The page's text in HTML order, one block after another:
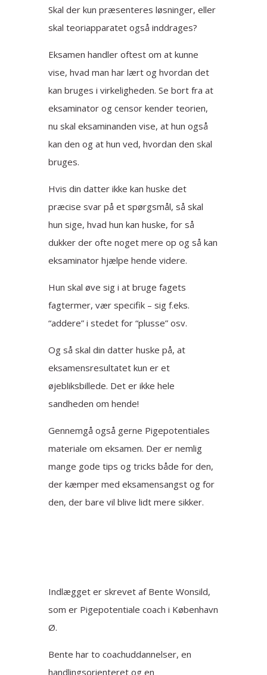
Skal der kun præsenteres løsninger, eller
skal teoriapparatet også inddrages?
Eksamen handler oftest om at kunne
vise, hvad man har lært og hvordan det
kan bruges i virkeligheden. Se bort fra at
eksaminator og censor kender teorien,
nu skal eksaminanden vise, at hun også
kan den og at hun ved, hvordan den skal
bruges.
Hvis din datter ikke kan huske det
præcise svar på et spørgsmål, så skal
hun sige, hvad hun kan huske, for så
dukker der ofte noget mere op og så kan
eksaminator hjælpe hende videre.
Hun skal øve sig i at bruge fagets
fagtermer, vær specifik – sig f.eks.
“addere” i stedet for “plusse” osv.
Og så skal din datter huske på, at
eksamensresultatet kun er et
øjebliksbillede. Det er ikke hele
sandheden om hende!
Gennemgå også gerne Pigepotentiales
materiale om eksamen. Der er nemlig
mange gode tips og tricks både for den,
der kæmper med eksamensangst og for
den, der bare vil blive lidt mere sikker.
Indlægget er skrevet af Bente Wonsild,
som er Pigepotentiale coach i København
Ø.
Bente har to coachuddannelser, en
handlingsorienteret og en